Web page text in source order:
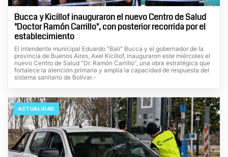
Bucca y Kicillof inauguraron el nuevo Centro de Salud
"Doctor Ramón Carrillo", con posterior recorrida por el
establecimiento
El intendente municipal Eduardo "Bali" Bucca y el gobernador de la
provincia de Buenos Aires, Axel Kicillof, inauguraron este miércoles el
nuevo Centro de Salud "Dr. Ramón Carrillo", una obra estratégica que
fortalece la atención primaria y amplía la capacidad de respuesta del
sistema sanitario de Bolívar.-
ACTUALIDAD